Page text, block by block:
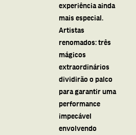
experiência ainda
mais especial.
Artistas
renomados: três
mágicos
extraordinários
dividirão o palco
para garantir uma
performance
impecável
envolvendo